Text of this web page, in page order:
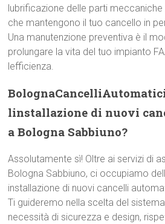
lubrificazione delle parti
che mantengono il tuo cancello in
Una manutenzione preventiva è il
prolungare la vita del tuo impianto
lefficienza.
linstallazione di nuovi
a Bologna Sabbiuno?
Assolutamente sì! Oltre ai servizi di
Bologna Sabbiuno, ci occupiamo
installazione di nuovi cancelli
Ti guideremo nella scelta del
necessità di sicurezza e design,